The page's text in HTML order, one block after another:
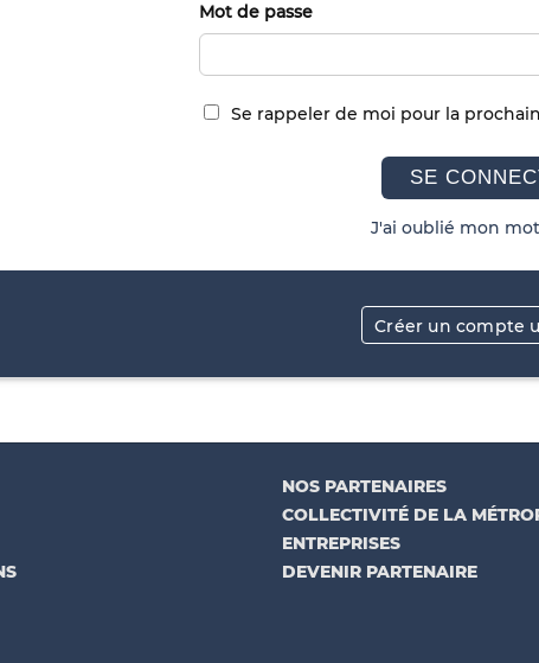
Mot de passe
Se rappeler de moi pour la
SE
J'ai oublié mon
Créer un compte
NOS PARTENAIRES
COLLECTIVITÉ DE LA
ENTREPRISES
DEVENIR PARTENAIRE